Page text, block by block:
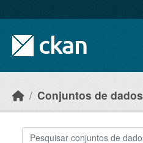
Conjuntos de dados